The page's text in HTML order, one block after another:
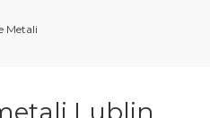
Metali
Lublin